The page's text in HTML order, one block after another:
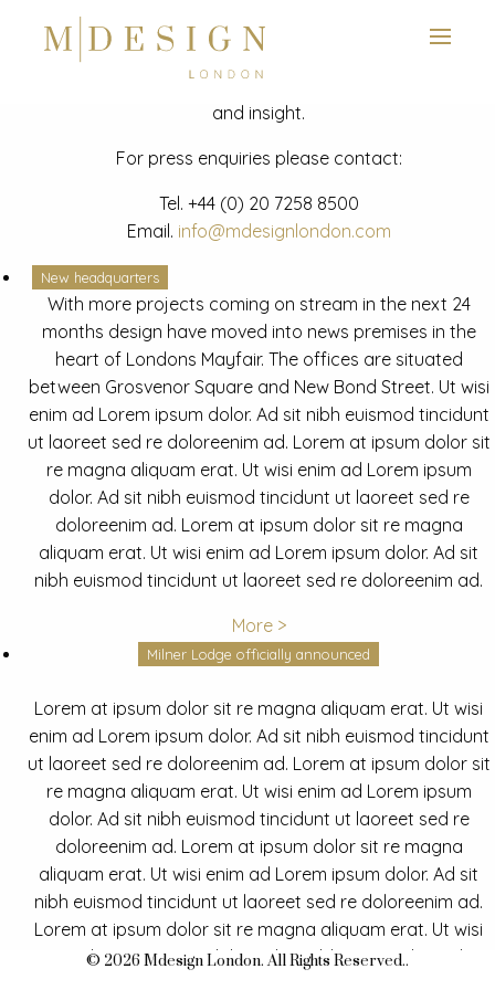
News
Latest mdesign development project and advisory news
and insight.
For press enquiries please contact:
Tel. +44 (0) 20 7258 8500
Email. info@mdesignlondon.com
New headquarters
With more projects coming on stream in the next 24
months design have moved into news premises in the
heart of Londons Mayfair. The offices are situated
between Grosvenor Square and New Bond Street. Ut wisi
enim ad Lorem ipsum dolor. Ad sit nibh euismod tincidunt
ut laoreet sed re doloreenim ad. Lorem at ipsum dolor sit
re magna aliquam erat. Ut wisi enim ad Lorem ipsum
dolor. Ad sit nibh euismod tincidunt ut laoreet sed re
doloreenim ad. Lorem at ipsum dolor sit re magna
aliquam erat. Ut wisi enim ad Lorem ipsum dolor. Ad sit
nibh euismod tincidunt ut laoreet sed re doloreenim ad.
More >
Milner Lodge officially announced
Lorem at ipsum dolor sit re magna aliquam erat. Ut wisi
enim ad Lorem ipsum dolor. Ad sit nibh euismod tincidunt
ut laoreet sed re doloreenim ad. Lorem at ipsum dolor sit
re magna aliquam erat. Ut wisi enim ad Lorem ipsum
dolor. Ad sit nibh euismod tincidunt ut laoreet sed re
doloreenim ad. Lorem at ipsum dolor sit re magna
aliquam erat. Ut wisi enim ad Lorem ipsum dolor. Ad sit
nibh euismod tincidunt ut laoreet sed re doloreenim ad.
Lorem at ipsum dolor sit re magna aliquam erat. Ut wisi
enim ad Lorem ipsum dolor. Ad sit nibh euismod tincidunt
© 2026 Mdesign London. All Rights Reserved..